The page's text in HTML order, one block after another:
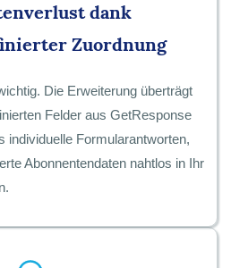
dank
Zuordnung
Die Erweiterung überträgt
Felder aus GetResponse
individuelle Formularantworten,
Abonnentendaten nahtlos in Ihr